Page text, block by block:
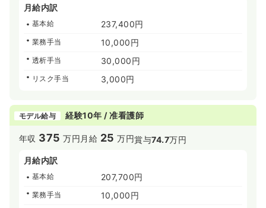
月給内訳
基本給 237,400円
業務手当 10,000円
透析手当 30,000円
リスク手当 3,000円
モデル給与 経験10年 / 准看護師
年収 375 万円 月給 25 万円賞与74.7万円
月給内訳
基本給 207,700円
業務手当 10,000円